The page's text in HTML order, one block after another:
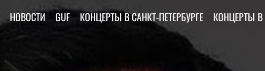
НОВОСТИ GUF КОНЦЕРТЫ В САНКТ-ПЕТЕРБУРГЕ КОНЦЕРТЫ